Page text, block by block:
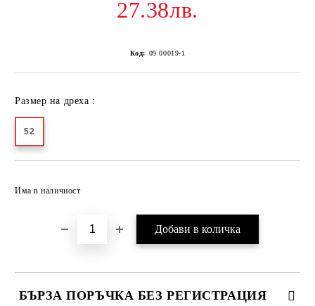
27.38лв.
Код: 09 00019-1
Размер на дреха :
52
Има в наличност
БЪРЗА ПОРЪЧКА БЕЗ РЕГИСТРАЦИЯ